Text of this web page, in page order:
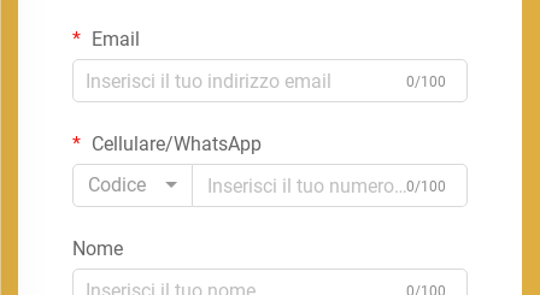
Email
0/100
Cellulare/WhatsApp
Codice
0/100
Nome